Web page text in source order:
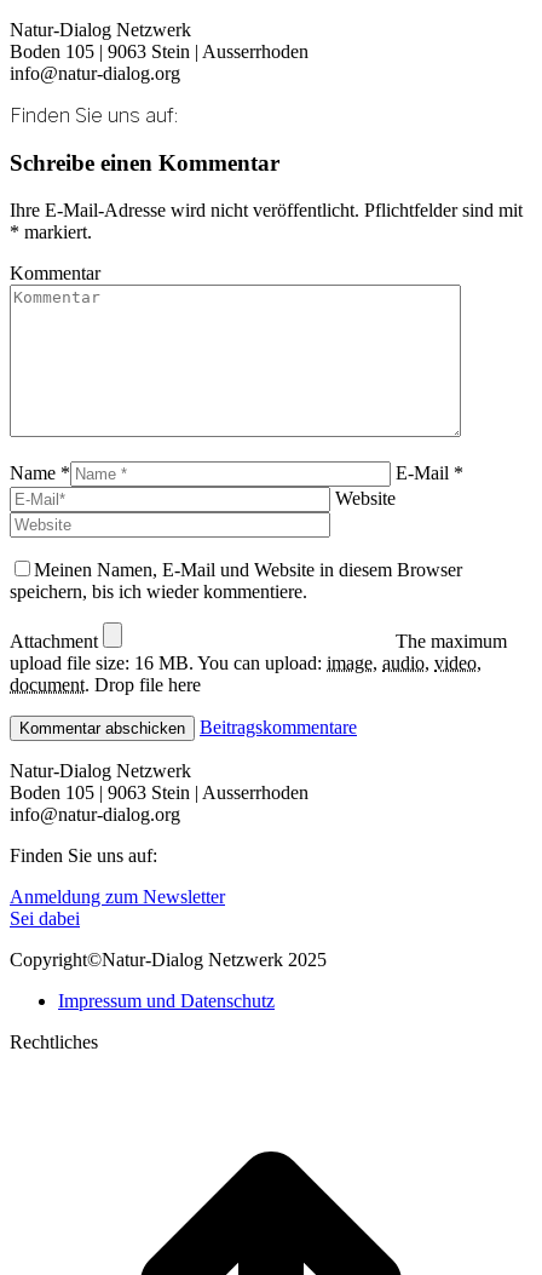
Natur-Dialog Netzwerk
Boden 105 | 9063 Stein | Ausserrhoden
info@natur-dialog.org
Finden Sie uns auf:
Linkedin
page
opens
in
new
window
E-
Mail
page
opens
new
window
Schreibe einen Kommentar
Ihre E-Mail-Adresse wird nicht veröffentlicht. Pflichtfelder sind mit
* markiert.
Kommentar
Name *
E-Mail *
Website
Meinen Namen, E-Mail und Website in diesem Browser
speichern, bis ich wieder kommentiere.
Attachment
The maximum
upload file size: 16 MB. You can upload: image, audio, video,
document. Drop file here
Beitragskommentare
Natur-Dialog Netzwerk
Boden 105 | 9063 Stein | Ausserrhoden
info@natur-dialog.org
Finden Sie uns auf:
Linkedin
page
in
window
E-
Mail
opens
new
Anmeldung zum Newsletter
Sei dabei
Copyright©Natur-Dialog Netzwerk 2025
Impressum und Datenschutz
Rechtliches